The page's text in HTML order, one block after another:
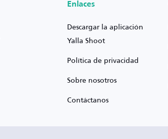
Enlaces
Descargar la aplicación
Yalla Shoot
Política de privacidad
Sobre nosotros
Contáctanos